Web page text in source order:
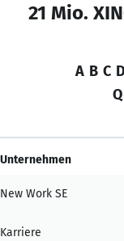
21 Mio.
A B C
Q
Unternehmen
New Work SE
Karriere